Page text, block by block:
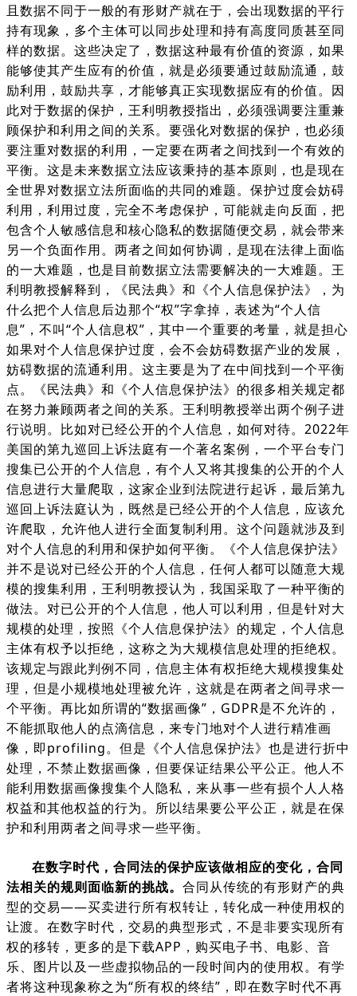
且数据不同于一般的有形财产就在于，会出现数据的平行
持有现象，多个主体可以同步处理和持有高度同质甚至同
样的数据。这些决定了，数据这种最有价值的资源，如果
能够使其产生应有的价值，就是必须要通过鼓励流通，鼓
励利用，鼓励共享，才能够真正实现数据应有的价值。因
此对于数据的保护，王利明教授指出，必须强调要注重兼
顾保护和利用之间的关系。要强化对数据的保护，也必须
要注重对数据的利用，一定要在两者之间找到一个有效的
平衡。这是未来数据立法应该秉持的基本原则，也是现在
全世界对数据立法所面临的共同的难题。保护过度会妨碍
利用，利用过度，完全不考虑保护，可能就走向反面，把
包含个人敏感信息和核心隐私的数据随便交易，就会带来
另一个负面作用。两者之间如何协调，是现在法律上面临
的一大难题，也是目前数据立法需要解决的一大难题。王
利明教授解释到，《民法典》和《个人信息保护法》，为
什么把个人信息后边那个“权”字拿掉，表述为“个人信
息”，不叫“个人信息权”，其中一个重要的考量，就是担心
如果对个人信息保护过度，会不会妨碍数据产业的发展，
妨碍数据的流通利用。这主要是为了在中间找到一个平衡
点。《民法典》和《个人信息保护法》的很多相关规定都
在努力兼顾两者之间的关系。王利明教授举出两个例子进
行说明。比如对已经公开的个人信息，如何对待。2022年
美国的第九巡回上诉法庭有一个著名案例，一个平台专门
搜集已公开的个人信息，有个人又将其搜集的公开的个人
信息进行大量爬取，这家企业到法院进行起诉，最后第九
巡回上诉法庭认为，既然是已经公开的个人信息，应该允
许爬取，允许他人进行全面复制利用。这个问题就涉及到
对个人信息的利用和保护如何平衡。《个人信息保护法》
并不是说对已经公开的个人信息，任何人都可以随意大规
模的搜集利用，王利明教授认为，我国采取了一种平衡的
做法。对已公开的个人信息，他人可以利用，但是针对大
规模的处理，按照《个人信息保护法》的规定，个人信息
主体有权予以拒绝，这称之为大规模信息处理的拒绝权。
该规定与跟此判例不同，信息主体有权拒绝大规模搜集处
理，但是小规模地处理被允许，这就是在两者之间寻求一
个平衡。再比如所谓的“数据画像”，GDPR是不允许的，
不能抓取他人的点滴信息，来专门地对个人进行精准画
像，即profiling。但是《个人信息保护法》也是进行折中
处理，不禁止数据画像，但要保证结果公平公正。他人不
能利用数据画像搜集个人隐私，来从事一些有损个人人格
权益和其他权益的行为。所以结果要公平公正，就是在保
护和利用两者之间寻求一些平衡。
在数字时代，合同法的保护应该做相应的变化，合同
法相关的规则面临新的挑战。 合同从传统的有形财产的典
型的交易——买卖进行所有权转让，转化成一种使用权的
让渡。在数字时代，交易的典型形式，不是非要实现所有
权的移转，更多的是下载APP，购买电子书、电影、音
乐、图片以及一些虚拟物品的一段时间内的使用权。有学
者将这种现象称之为“所有权的终结”，即在数字时代不再